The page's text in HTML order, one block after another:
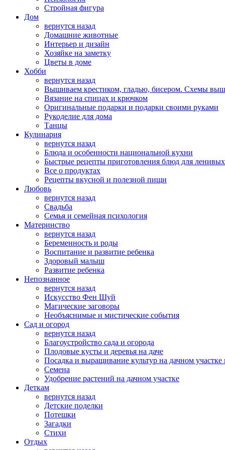
Стройная фигура
Дом
вернутся назад
Домашние животные
Интерьер и дизайн
Хозяйке на заметку
Цветы в доме
Хобби
вернутся назад
Вышиваем крестиком, гладью, бисером. Схемы
Вязание на спицах и крючком
Оригинальные подарки и подарки своими руками
Рукоделие для дома
Танцы
Кулинария
вернутся назад
Блюда и особенности национальной кухни
Быстрые рецепты приготовления блюд для ленивых
Все о продуктах
Рецепты вкусной и полезной пищи
Любовь
вернутся назад
Свадьба
Семья и семейная психология
Материнство
вернутся назад
Беременность и роды
Воспитание и развитие ребенка
Здоровый малыш
Развитие ребенка
Непознанное
вернутся назад
Искусство Фен Шуй
Магические заговоры
Необъяснимые и мистические события
Сад и огород
вернутся назад
Благоустройство сада и огорода
Плодовые кусты и деревья на даче
Посадка и выращивание культур на дачном участке
Семена
Удобрение растений на дачном участке
Деткам
вернутся назад
Детские поделки
Потешки
Загадки
Стихи
Отдых